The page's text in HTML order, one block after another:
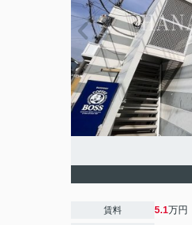
賃料 5.1万円